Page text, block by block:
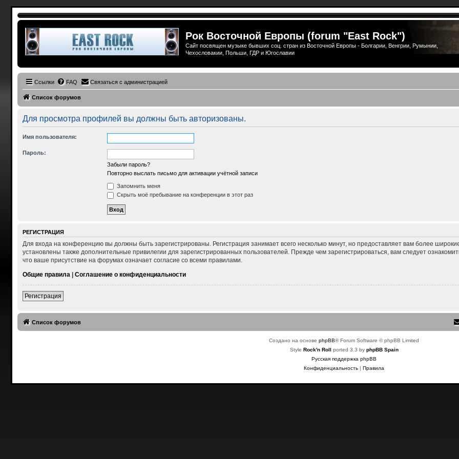
Рок Восточной Европы (forum "East Rock")
Сайт посвящен музыке бывших соц. стран из Восточной Европы - Болгарии, Венгрии, Румынии,
Чехословакии, Польши, ГДР и Югославии
Ссылки FAQ Связаться с администрацией
Список форумов
Для просмотра профилей вы должны быть авторизованы.
Имя пользователя:
Пароль:
Забыли пароль?
Повторно выслать письмо для активации учётной записи
Запомнить меня
Скрыть моё пребывание на конференции в этот раз
РЕГИСТРАЦИЯ
Для входа на конференцию вы должны быть зарегистрированы. Регистрация занимает всего несколько минут, но предоставляет вам более
установлены также дополнительные привилегии для зарегистрированных пользователей. Прежде чем зарегистрироваться, вам следует
что ваше присутствие на форумах означает согласие со всеми правилами.
Общие правила| Соглашение о конфиденциальности
Регистрация
Список форумов
Создано на основеphpBB® Forum Software © phpBB Limited
Style Rock'n Roll ported 3.3 by phpBB Spain
Русская поддержка phpBB
Конфиденциальность |Правила